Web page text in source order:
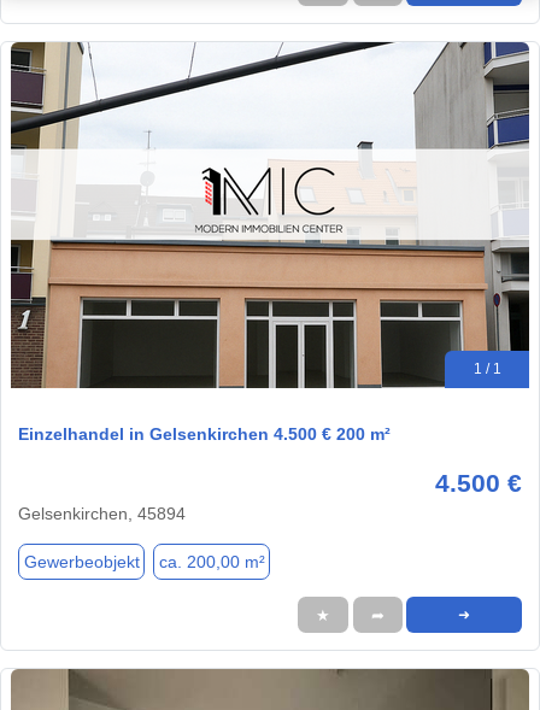
1 / 1
Einzelhandel in Gelsenkirchen 4.500 € 200 m²
4.500 €
Gelsenkirchen, 45894
Gewerbeobjekt ca. 200,00 m²
★ ➦ ➜